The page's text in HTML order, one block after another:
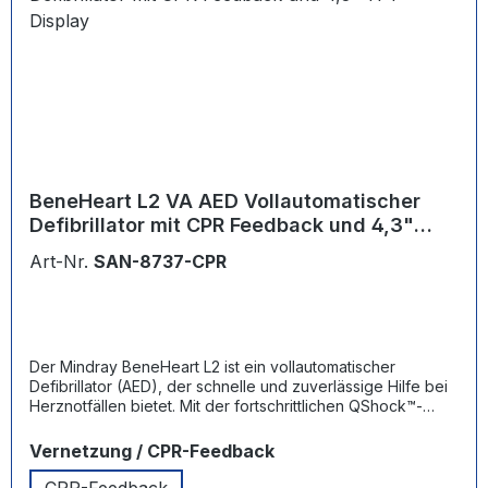
BeneHeart L2 VA AED Vollautomatischer
Defibrillator mit CPR Feedback und 4,3"
Art-Nr. SAN-8737-CPR
Der Mindray BeneHeart L2 ist ein vollautomatischer
Defibrillator (AED), der schnelle und zuverlässige Hilfe bei
Herznotfällen bietet. Mit der fortschrittlichen QShock™-
nur 7 Sekunden abgeben und wertvolle Sekunden in
Notfällen sparen. Durch klare Sprach- und Bildanweisungen
werden auch Laien sicher durch den gesamten Prozess
Vernetzung / CPR-Feedbackauswählen